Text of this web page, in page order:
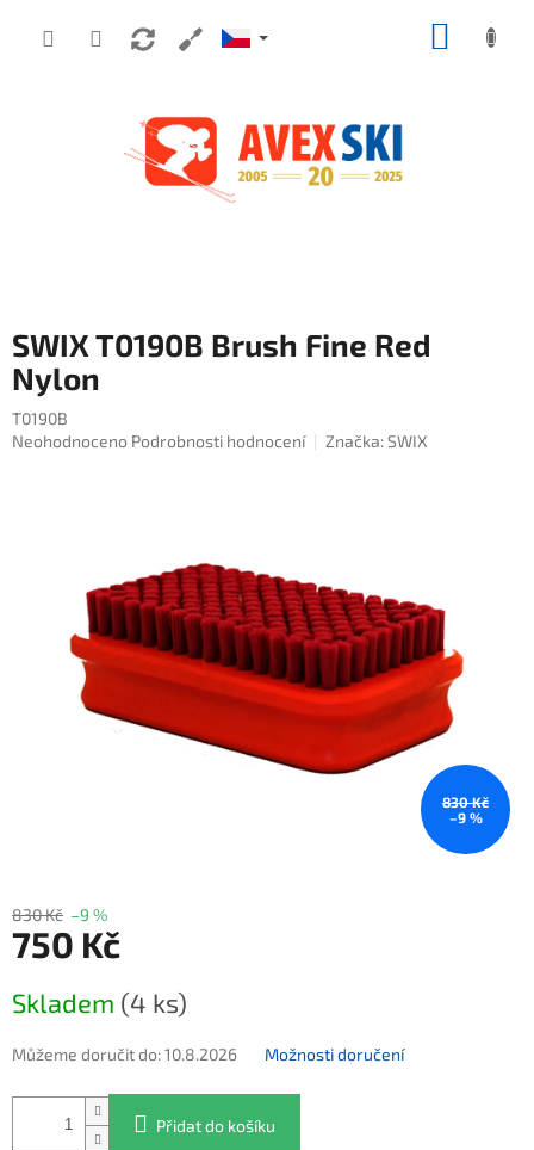
SWIX T0190B Brush Fine Red
Nylon
T0190B
Průměrné hodnocení produktu je 0,0 z 5 hvězdiček.
Neohodnoceno Podrobnosti hodnocení Značka:SWIX
830 Kč
–9 %
830 Kč –9 %
750 Kč
Skladem (4 ks)
Můžeme doručit do:10.8.2026 Možnosti doručení
Přidat do košíku